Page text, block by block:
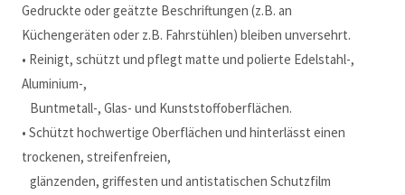
Gedruckte oder geätzte Beschriftungen (z.B. an
Küchengeräten oder z.B. Fahrstühlen) bleiben unversehrt.
• Reinigt, schützt und pflegt matte und polierte Edelstahl-,
Aluminium-,
Buntmetall-, Glas- und Kunststoffoberflächen.
• Schützt hochwertige Oberflächen und hinterlässt einen
trockenen, streifenfreien,
glänzenden, griffesten und antistatischen Schutzfilm